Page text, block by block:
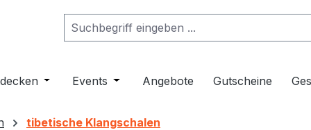
der Kategorie Musikinstrumente
Schließe das Dropdown der Kategorie Klangmöbel
Öffne oder Schließe das Dropdown der Kategorie
Events Öffne oder Schließe das Dropdown
Angebote Gutscheine
tibetische Klangschalen